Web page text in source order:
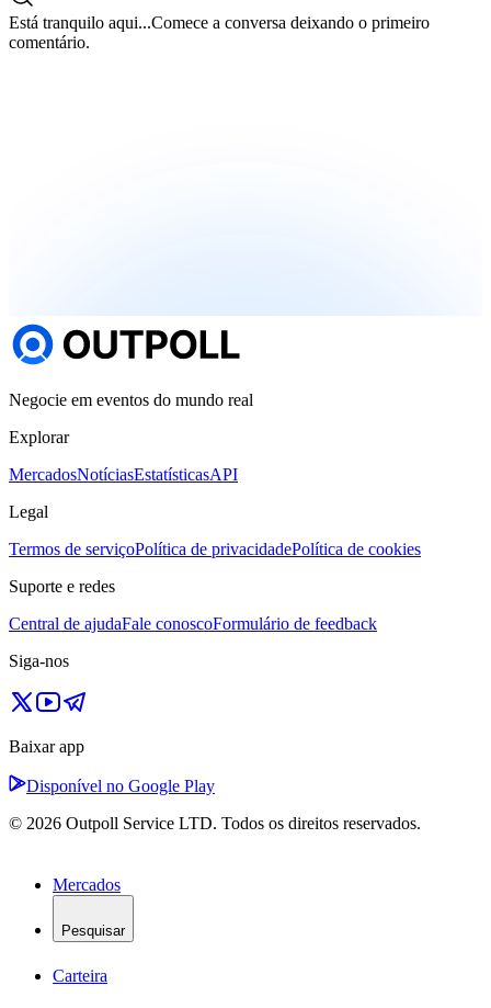
Está tranquilo aqui...Comece a conversa deixando o primeiro
comentário.
Negocie em eventos do mundo real
Explorar
MercadosNotíciasEstatísticasAPI
Legal
Termos de serviçoPolítica de privacidadePolítica de cookies
Suporte e redes
Central de ajudaFale conoscoFormulário de feedback
Siga-nos
Baixar app
Disponível no Google Play
© 2026 Outpoll Service LTD. Todos os direitos reservados.
Mercados
Pesquisar
Carteira